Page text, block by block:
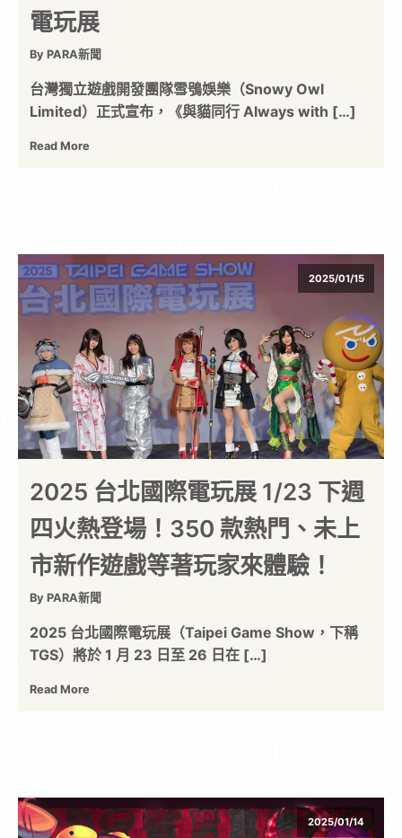
位
資
台
電玩展
By PARA新聞
台灣獨立遊戲開發團隊雪鴞娛樂（Snowy Owl
Limited）正式宣布，《與貓同行 Always with […]
Read More
2025/01/15
2025 台北國際電玩展 1/23 下週
四火熱登場！350 款熱門、未上
市新作遊戲等著玩家來體驗！
By PARA新聞
2025 台北國際電玩展（Taipei Game Show，下稱
TGS）將於 1 月 23 日至 26 日在 […]
Read More
2025/01/14